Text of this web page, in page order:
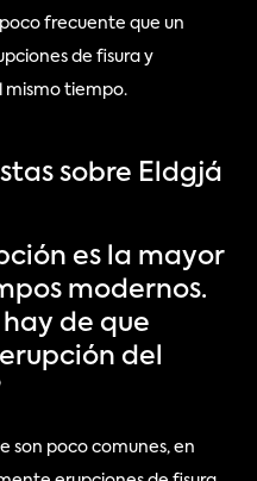
frecuente que un
de fisura y
mismo tiempo.
sobre Eldgjá
es la mayor
modernos.
de que
del
son poco comunes, en